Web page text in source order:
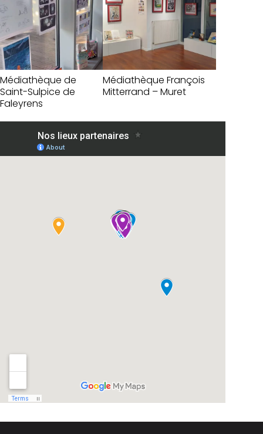
Médiathèque de
Saint-Sulpice de
Faleyrens
Médiathèque François
Mitterrand – Muret